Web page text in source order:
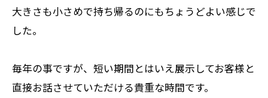
大きさも小さめで持ち帰るのにもちょうどよい感じで
した。
毎年の事ですが、短い期間とはいえ展示してお客様と
直接お話させていただける貴重な時間です。